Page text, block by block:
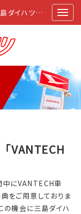
ダイハツ車なら静岡県東部の株式会社三島ダイハツにおまかせ
VANTECH
中にVANTECH車
をご用意しておりま
の機会に三島ダイハ